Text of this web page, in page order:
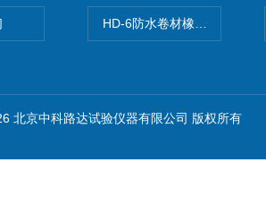
HD-6防水卷材橡胶测厚仪
北京中科路达试验仪器有限公司 版权所有